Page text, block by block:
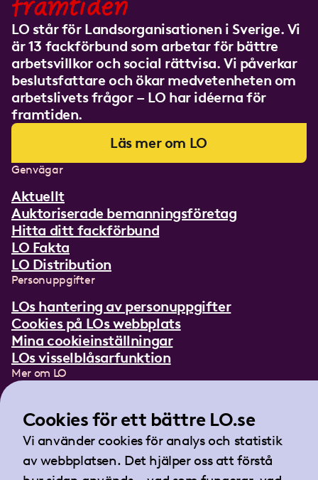
LO står för Landsorganisationen i Sverige. Vi
är 13 fackförbund som arbetar för bättre
arbetsvillkor och social rättvisa. Vi påverkar
beslutsfattare och ökar medvetenheten om
arbetslivets frågor – LO har idéerna för
framtiden.
Läs mer om LO
Genvägar
Aktuellt
Auktoriserade bemanningsföretag
Hitta ditt fackförbund
LO Fakta
LO Distribution
Personuppgifter
LOs hantering av personuppgifter
Cookies på LOs webbplats
Mina cookieinställningar
LOs visselblåsarfunktion
Mer om LO
Lättläst om LO
Teckenspråksfilm
Tidningen Arbetet
Landsorganisationen i Sverige
Cookies för ett bättre LO.se
Vi använder cookies för analys och statistik
av webbplatsen. Det hjälper oss att förstå